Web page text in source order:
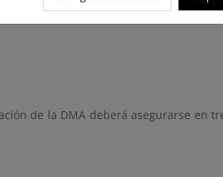
con la planificación hidrológica
de la DMA deberá asegurarse en